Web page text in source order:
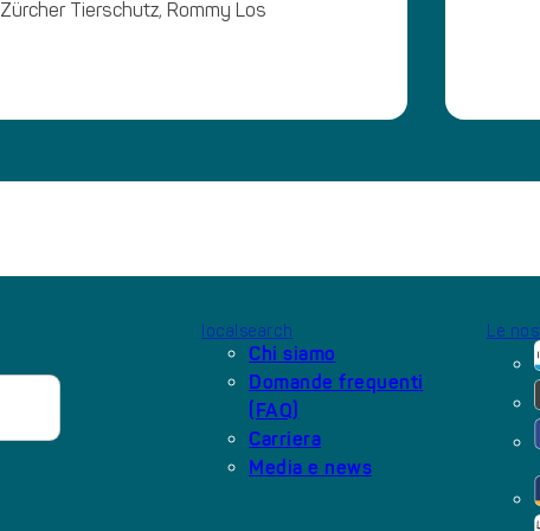
Zürcher Tierschutz, Rommy Los
localsearch
Chi siamo
Domande frequenti
(FAQ)
Carriera
Media e news
Le